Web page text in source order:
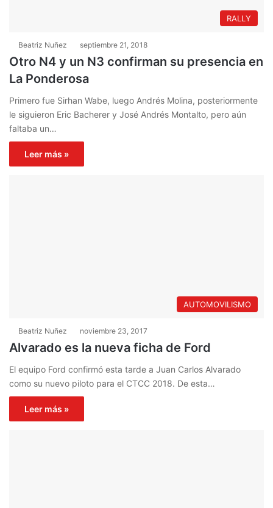
RALLY
Beatriz Nuñez septiembre 21, 2018
Otro N4 y un N3 confirman su presencia en
La Ponderosa
Primero fue Sirhan Wabe, luego Andrés Molina, posteriormente
le siguieron Eric Bacherer y José Andrés Montalto, pero aún
faltaba un…
Leer más »
AUTOMOVILISMO
Beatriz Nuñez noviembre 23, 2017
Alvarado es la nueva ficha de Ford
El equipo Ford confirmó esta tarde a Juan Carlos Alvarado
como su nuevo piloto para el CTCC 2018. De esta…
Leer más »